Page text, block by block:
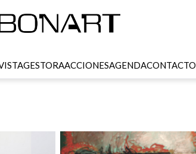
GESTORAACCIONESAGENDACONTACTO